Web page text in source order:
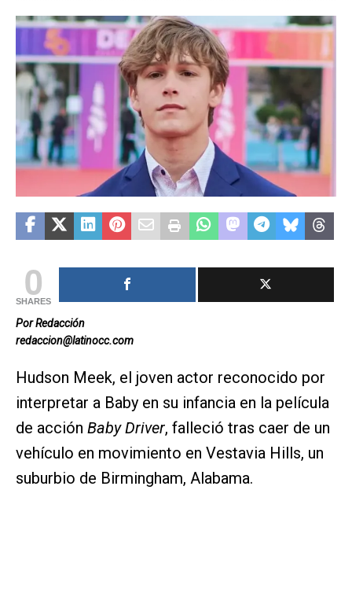
0
SHARES
Por Redacción
redaccion@latinocc.com
Hudson Meek, el joven actor reconocido por
interpretar a Baby en su infancia en la película
de acción Baby Driver, falleció tras caer de un
vehículo en movimiento en Vestavia Hills, un
suburbio de Birmingham, Alabama.